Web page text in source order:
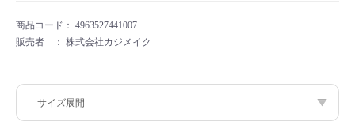
商品コード： 4963527441007
販売者 ： 株式会社カジメイク